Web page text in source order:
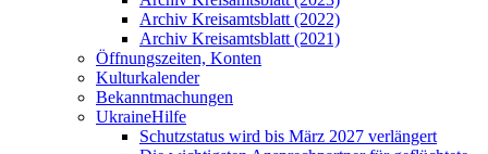
Archiv Kreisamtsblatt (2022)
Archiv Kreisamtsblatt (2021)
Öffnungszeiten, Konten
Kulturkalender
Bekanntmachungen
UkraineHilfe
Schutzstatus wird bis März 2027 verlängert